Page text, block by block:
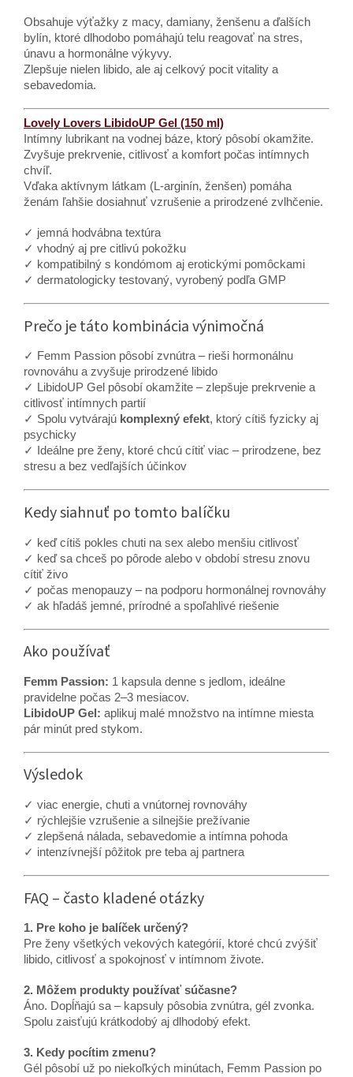
Obsahuje výťažky z macy, damiany, ženšenu a ďalších
bylín, ktoré dlhodobo pomáhajú telu reagovať na stres,
únavu a hormonálne výkyvy.
Zlepšuje nielen libido, ale aj celkový pocit vitality a
sebavedomia.
Lovely Lovers LibidoUP Gel (150 ml)
Intímny lubrikant na vodnej báze, ktorý pôsobí okamžite.
Zvyšuje prekrvenie, citlivosť a komfort počas intímnych
chvíľ.
Vďaka aktívnym látkam (L-arginín, ženšen) pomáha
ženám ľahšie dosiahnuť vzrušenie a prirodzené zvlhčenie.
✓ jemná hodvábna textúra
✓ vhodný aj pre citlivú pokožku
✓ kompatibilný s kondómom aj erotickými pomôckami
✓ dermatologicky testovaný, vyrobený podľa GMP
Prečo je táto kombinácia výnimočná
✓ Femm Passion pôsobí zvnútra – rieši hormonálnu
rovnováhu a zvyšuje prirodzené libido
✓ LibidoUP Gel pôsobí okamžite – zlepšuje prekrvenie a
citlivosť intímnych partií
✓ Spolu vytvárajú komplexný efekt, ktorý cítiš fyzicky aj
psychicky
✓ Ideálne pre ženy, ktoré chcú cítiť viac – prirodzene, bez
stresu a bez vedľajších účinkov
Kedy siahnuť po tomto balíčku
✓ keď cítiš pokles chuti na sex alebo menšiu citlivosť
✓ keď sa chceš po pôrode alebo v období stresu znovu
cítiť živo
✓ počas menopauzy – na podporu hormonálnej rovnováhy
✓ ak hľadáš jemné, prírodné a spoľahlivé riešenie
Ako používať
Femm Passion: 1 kapsula denne s jedlom, ideálne
pravidelne počas 2–3 mesiacov.
LibidoUP Gel: aplikuj malé množstvo na intímne miesta
pár minút pred stykom.
Výsledok
✓ viac energie, chuti a vnútornej rovnováhy
✓ rýchlejšie vzrušenie a silnejšie prežívanie
✓ zlepšená nálada, sebavedomie a intímna pohoda
✓ intenzívnejší pôžitok pre teba aj partnera
FAQ – často kladené otázky
1. Pre koho je balíček určený?
Pre ženy všetkých vekových kategórií, ktoré chcú zvýšiť
libido, citlivosť a spokojnosť v intímnom živote.
2. Môžem produkty používať súčasne?
Áno. Dopĺňajú sa – kapsuly pôsobia zvnútra, gél zvonka.
Spolu zaisťujú krátkodobý aj dlhodobý efekt.
3. Kedy pocítim zmenu?
Gél pôsobí už po niekoľkých minútach, Femm Passion po